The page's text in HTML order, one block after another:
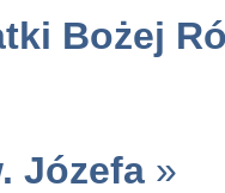
Bożej
Józefa »